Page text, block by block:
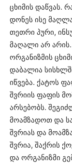
ცხიმის დაწვას.
დონეს ისე
თეთრი პური,
მაღალი არ
ორგანიზმის
დაბალია
იწვება. ქატოს
შვრიის ფაფის
არსებობს.
მოამზადოთ და
შვრიას და
შვრია, შაქრის
და ორგანიზმი